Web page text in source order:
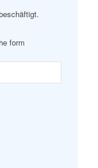
form